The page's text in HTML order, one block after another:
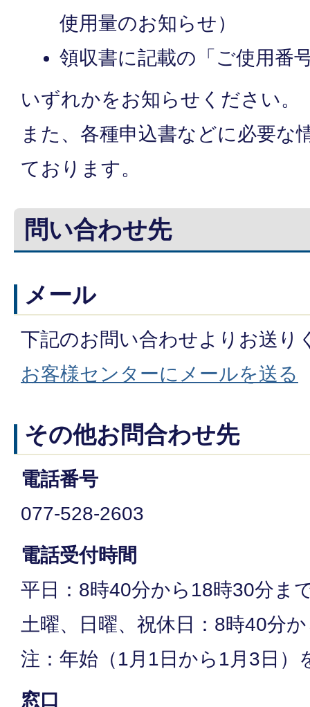
使用量のお知らせ）
領収書に記載の「ご使用番
いずれかをお知らせください。
また、各種申込書などに必要な
ております。
問い合わせ先
メール
下記のお問い合わせよりお送り
お客様センターにメールを送る
その他お問合わせ先
電話番号
077-528-2603
電話受付時間
平日：8時40分から18時30分ま
土曜、日曜、祝休日：8時40分
注：年始（1月1日から1月3日）
窓口